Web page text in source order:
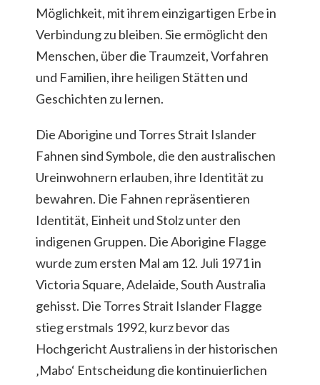
Möglichkeit, mit ihrem einzigartigen Erbe in
Verbindung zu bleiben. Sie ermöglicht den
Menschen, über die Traumzeit, Vorfahren
und Familien, ihre heiligen Stätten und
Geschichten zu lernen.
Die Aborigine und Torres Strait Islander
Fahnen sind Symbole, die den australischen
Ureinwohnern erlauben, ihre Identität zu
bewahren. Die Fahnen repräsentieren
Identität, Einheit und Stolz unter den
indigenen Gruppen. Die Aborigine Flagge
wurde zum ersten Mal am 12. Juli 1971 in
Victoria Square, Adelaide, South Australia
gehisst. Die Torres Strait Islander Flagge
stieg erstmals 1992, kurz bevor das
Hochgericht Australiens in der historischen
‚Mabo‘ Entscheidung die kontinuierlichen